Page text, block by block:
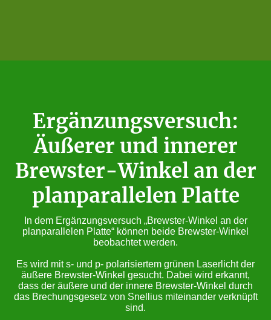
Ergänzungsversuch:
Äußerer und innerer
Brewster-Winkel an der
planparallelen Platte
In dem Ergänzungsversuch „Brewster-Winkel an der
planparallelen Platte“ können beide Brewster-Winkel
beobachtet werden.
Es wird mit s- und p- polarisiertem grünen Laserlicht der
äußere Brewster-Winkel gesucht. Dabei wird erkannt,
dass der äußere und der innere Brewster-Winkel durch
das Brechungsgesetz von Snellius miteinander verknüpft
sind.